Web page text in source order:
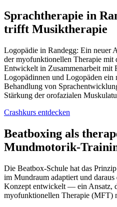
Sprachtherapie in
trifft Musiktherapie
Logopädie in Randegg: Ein neuer
der myofunktionellen Therapie mit
Entwickelt in Zusammenarbeit mit
Logopädinnen und Logopäden ein
Behandlung von
Stärkung der orofazialen
Crashkurs entdecken
Beatboxing als
Mundmotorik-
Die Beatbox-Schule hat das
im Mundraum adaptiert und daraus
Konzept entwickelt — ein Ansatz,
myofunktionellen Therapie (MFT)